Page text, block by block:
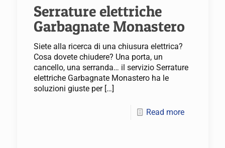
Serrature elettriche
Garbagnate Monastero
Siete alla ricerca di una chiusura elettrica?
Cosa dovete chiudere? Una porta, un
cancello, una serranda… il servizio Serrature
elettriche Garbagnate Monastero ha le
soluzioni giuste per[…]
Read more